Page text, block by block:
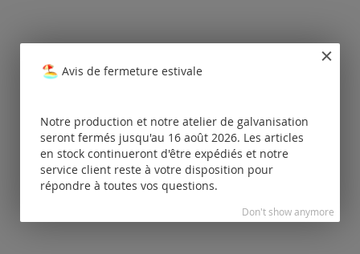
7,7x7,6mm / l'or
uniquement
pour les clients
enregistrés.
Avis de fermeture estivale
Notre production et notre atelier de galvanisation
seront fermés jusqu'au 16 août 2026. Les articles
en stock continueront d'être expédiés et notre
service client reste à votre disposition pour
répondre à toutes vos questions.
Don't show anymore